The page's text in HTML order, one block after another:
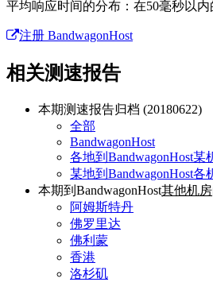
平均响应时间的分布：在50毫秒以内
注册 BandwagonHost
相关测速报告
本期测速报告归档 (20180622)
全部
BandwagonHost
各地到BandwagonHost某
某地到BandwagonHost各
本期到BandwagonHost其他机房
阿姆斯特丹
佛罗里达
佛利蒙
香港
洛杉矶